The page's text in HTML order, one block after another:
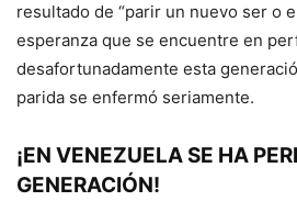
resultado de “parir un nuevo ser o
esperanza que se encuentre en
desafortunadamente esta
parida se enfermó seriamente.
¡EN VENEZUELA SE HA
GENERACIÓN!